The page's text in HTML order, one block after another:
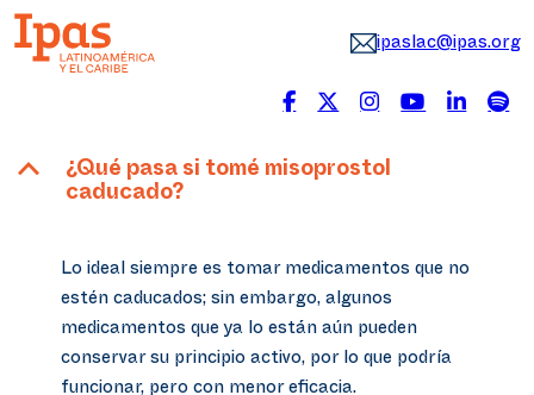
ipaslac@ipas.org
B ¿Qué pasa si tomé misoprostol
caducado?
Lo ideal siempre es tomar medicamentos que no
estén caducados; sin embargo, algunos
medicamentos que ya lo están aún pueden
conservar su principio activo, por lo que podría
funcionar, pero con menor eficacia.